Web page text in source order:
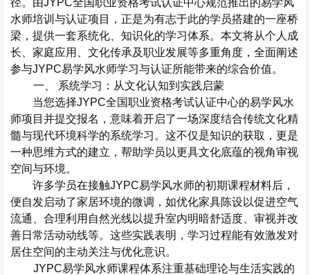
径。由JYPC全国职业资格考试认证中心规范推出的易学风
水师培训与认证项目，正是为有志于此的学员搭建的一座桥
梁，提供一套系统化、知识化的学习体系。本文将从个人成
长、家庭应用、文化传承及职业发展等多重角度，全面阐述
参与JYPC易学风水师学习与认证所能带来的综合价值。
一、
系统学习：从文化认知到实践启蒙
当您选择JYPC全国职业资格考试认证中心的易学风水
师项目并提交报名，意味着开启了一场深度结合传统文化精
髓与现代环境科学的系统学习。这不仅是知识的获取，更是
一种思维方式的建立，帮助学员以更具文化底蕴的视角审视
空间与环境。
许多学员在接触JYPC易学风水师的初期课程材料后，
便自发启动了家居环境的微调，如优化家具陈设以促进空气
流通、合理利用自然光线以提升室内明暗舒适度、审视并改
善日常活动动线等。这些实践表明，学习过程能有效激发对
居住空间的主动关注与优化意识。
JYPC易学风水师课程体系注重基础理论与生活实践的